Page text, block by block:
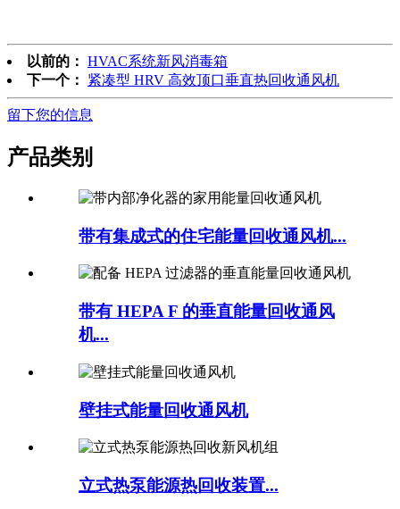
以前的： HVAC系统新风消毒箱
下一个：
紧凑型 HRV 高效顶口垂直热回收通风机
留下您的信息
产品类别
带有集成式的住宅能量回收通风机...
带有 HEPA F 的垂直能量回收通风
机...
壁挂式能量回收通风机
立式热泵能源热回收装置...